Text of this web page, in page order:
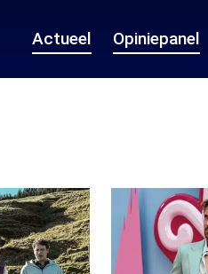
Actueel Opiniepanel